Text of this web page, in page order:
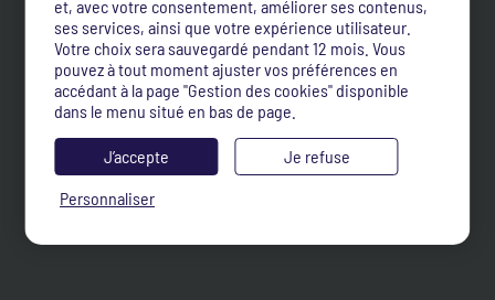
et, avec votre consentement, améliorer ses contenus,
ses services, ainsi que votre expérience utilisateur.
Votre choix sera sauvegardé pendant 12 mois. Vous
pouvez à tout moment ajuster vos préférences en
accédant à la page "Gestion des cookies" disponible
dans le menu situé en bas de page.
J’accepte
Je refuse
Personnaliser